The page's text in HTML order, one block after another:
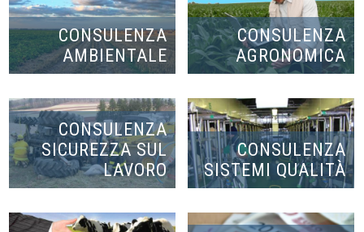
CONSULENZA
AMBIENTALE
CONSULENZA
AGRONOMICA
CONSULENZA
SICUREZZA SUL
LAVORO
CONSULENZA
SISTEMI QUALITÀ